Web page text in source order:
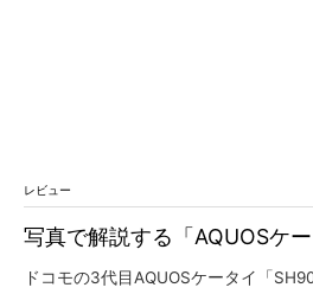
レビュー
写真で解説する「AQUOSケ
ドコモの3代目AQUOSケータイ「